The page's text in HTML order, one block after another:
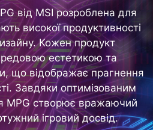
від MSI розроблена для
високої продуктивності
Кожен продукт
естетикою та
що відображає прагнення
Завдяки оптимізованим
MPG створює вражаючий
ігровий досвід.